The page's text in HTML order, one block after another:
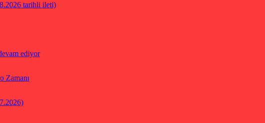
tarihli ileti)
ediyor
Zamanı